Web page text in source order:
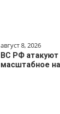
август 8, 2026
ВС РФ атакуют
масштабное